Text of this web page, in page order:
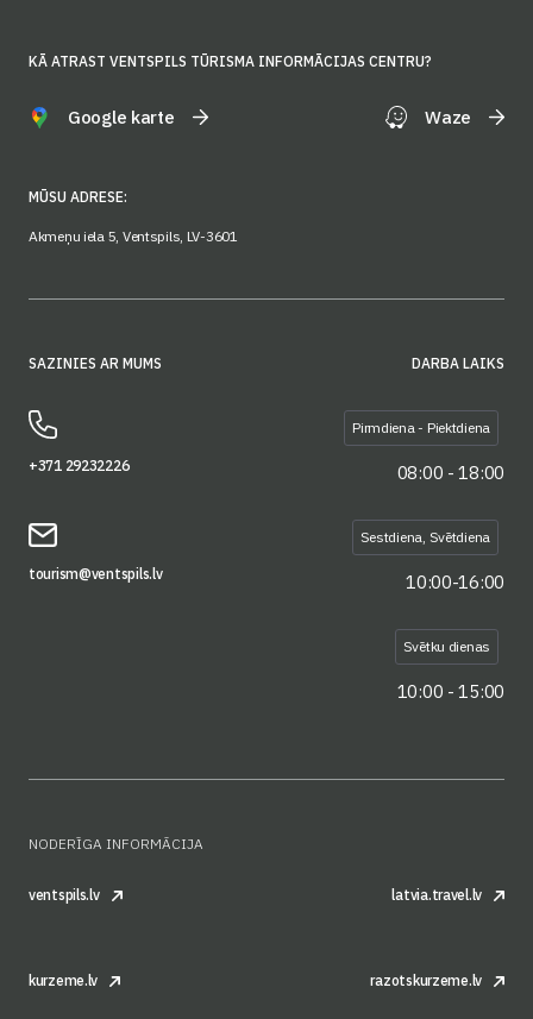
KĀ ATRAST VENTSPILS TŪRISMA INFORMĀCIJAS CENTRU?
Google karte Waze
MŪSU ADRESE:
Akmeņu iela 5, Ventspils, LV-3601
SAZINIES AR MUMS
+371 29232226
tourism@ventspils.lv
DARBA LAIKS
Pirmdiena - Piektdiena
08:00 - 18:00
Sestdiena, Svētdiena
10:00-16:00
Svētku dienas
10:00 - 15:00
NODERĪGA INFORMĀCIJA
ventspils.lv latvia.travel.lv
kurzeme.lv razotskurzeme.lv